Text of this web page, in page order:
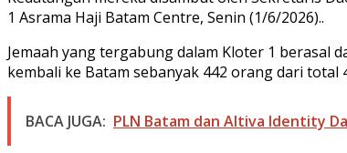
1 Asrama Haji Batam Centre, Senin (1/6/2026)..
Jemaah yang tergabung dalam Kloter 1 berasal
kembali ke Batam sebanyak 442 orang dari
BACA JUGA: PLN Batam dan Altiva Identity